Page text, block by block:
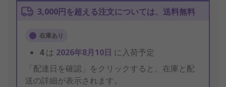
3,000円を超える注文については、送料無料
在庫あり
4は 2026年8月10日 に入荷予定
「配達日を確認」をクリックすると、在庫と配
送の詳細が表示されます。